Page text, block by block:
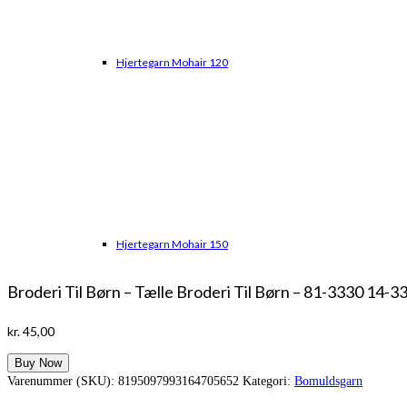
Hjertegarn Mohair 120
Hjertegarn Mohair 150
Broderi Til Børn – Tælle Broderi Til Børn – 81-3330 14-
kr.45,00
Buy Now
Varenummer (SKU): 8195097993164705652 Kategori: Bomuldsgarn